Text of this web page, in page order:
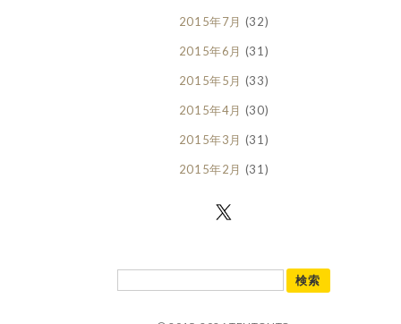
2015年7月 (32)
2015年6月 (31)
2015年5月 (33)
2015年4月 (30)
2015年3月 (31)
2015年2月 (31)